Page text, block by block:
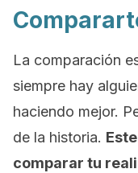
La comparación
siempre hay
haciendo mejor.
de la historia.
comparar tu